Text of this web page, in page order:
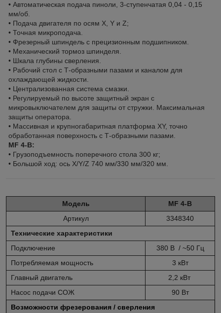
• Автоматическая подача пиноли, 3-ступенчатая 0,04 - 0,15
мм/об.
• Подача двигателя по осям X, Y и Z;
• Точная микроподача.
• Фрезерный шпиндель с прецизионным подшипником.
• Механический тормоз шпинделя.
• Шкала глубины сверления.
• Рабочий стол с Т-образными пазами и каналом для
охлаждающей жидкости.
• Централизованная система смазки.
• Регулируемый по высоте защитный экран с
микровыключателем для защиты от стружки. Максимальная
защиты оператора.
• Массивная и крупногабаритная платформа XY, точно
обработанная поверхность с Т-образными пазами.
MF 4-B:
• Грузоподъемность поперечного стола 300 кг;
• Большой ход: ось X/Y/Z 740 мм/330 мм/320 мм.
Модель
MF 4-B
Артикул
3348340
Технические характеристики
Подключение
380 В / ~50 Гц
Потребляемая мощность
3 кВт
Главный двигатель
2,2 кВт
Насос подачи СОЖ
90 Вт
Возможности фрезерования / сверления